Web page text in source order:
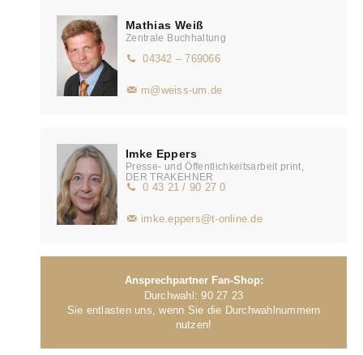
Mathias Weiß
Zentrale Buchhaltung
04342 – 769066
m@weiss-um.de
Imke Eppers
Presse- und Öffentlichkeitsarbeit print,
DER TRAKEHNER
0 43 21 / 90 27 0
imke.eppers@t-online.de
Ansprechpartner Fan-Shop:
Durchwahl: 90 27 23
Sie entlasten uns, wenn Sie die Durchwahlnummern
nutzen!